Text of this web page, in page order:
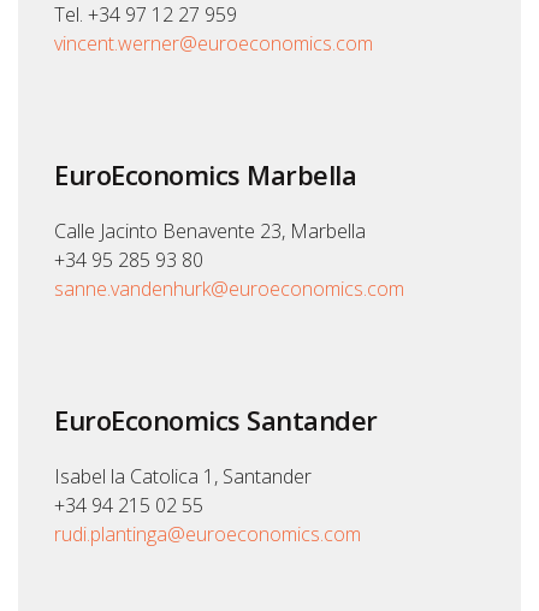
Tel. +34 97 12 27 959
vincent.werner@euroeconomics.com
EuroEconomics Marbella
Calle Jacinto Benavente 23, Marbella
+34 95 285 93 80
sanne.vandenhurk@euroeconomics.com
EuroEconomics Santander
Isabel la Catolica 1, Santander
+34 94 215 02 55
rudi.plantinga@euroeconomics.com